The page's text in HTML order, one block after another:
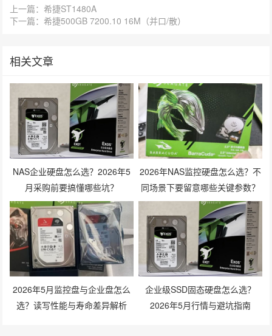
上一篇：希捷ST1480A
下一篇：希捷500GB 7200.10 16M（并口/散）
相关文章
NAS企业硬盘怎么选？2026年5
月采购前要搞懂哪些坑？
2026年NAS监控硬盘怎么选？不
同场景下要留意哪些关键参数？
2026年5月监控盘与企业盘怎么
选？读写性能与寿命差异解析
企业级SSD固态硬盘怎么选？
2026年5月行情与避坑指南